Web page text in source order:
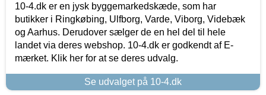
10-4.dk er en jysk byggemarkedskæde, som har
butikker i Ringkøbing, Ulfborg, Varde, Viborg, Videbæk
og Aarhus. Derudover sælger de en hel del til hele
landet via deres webshop. 10-4.dk er godkendt af E-
mærket. Klik her for at se deres udvalg.
Se udvalget på 10-4.dk